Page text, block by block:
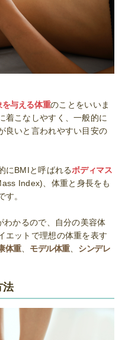
与える体重のことをいいま
着こなしやすく、一般的に
良いと言われやすい目安の
にBMIと呼ばれるボディマス
Index)、体重と身長をも
す。
わかるので、自分の美容体
エットで理想の体重を表す
体重、 モデル体重、 シンデレ
法